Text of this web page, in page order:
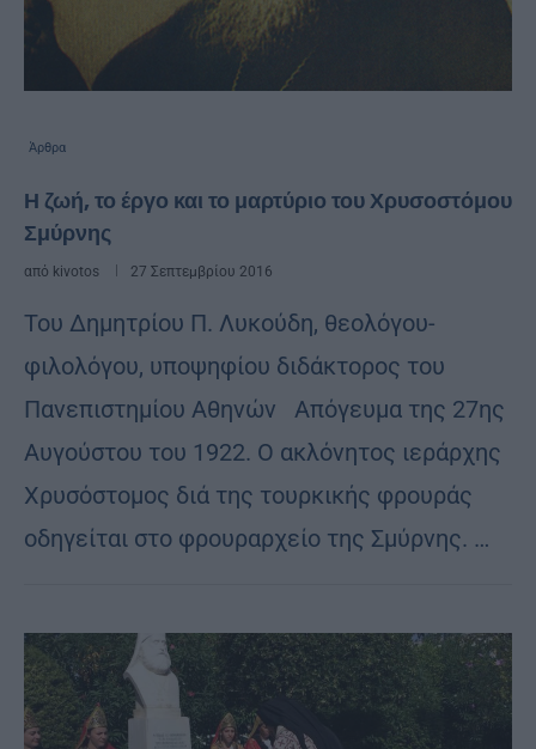
Άρθρα
Η ζωή, το έργο και το μαρτύριο του Χρυσοστόμου
Σμύρνης
από kivotos 27 Σεπτεμβρίου 2016
Του Δημητρίου Π. Λυκούδη, θεολόγου-
φιλολόγου, υποψηφίου διδάκτορος του
Πανεπιστημίου Αθηνών Aπόγευμα της 27ης
Αυγούστου του 1922. Ο ακλόνητος ιεράρχης
Χρυσόστομος διά της τουρκικής φρουράς
οδηγείται στο φρουραρχείο της Σμύρνης. …